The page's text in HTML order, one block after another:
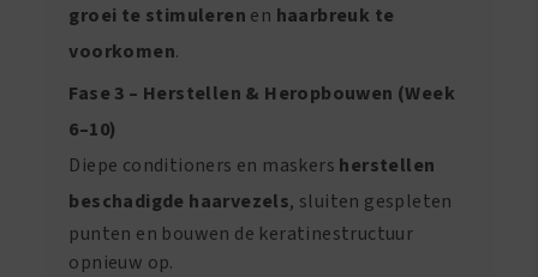
groei te stimuleren en haarbreuk te
voorkomen.
Fase 3 – Herstellen & Heropbouwen (Week
6–10)
Diepe conditioners en maskers herstellen
beschadigde haarvezels, sluiten gespleten
punten en bouwen de keratinestructuur
opnieuw op.